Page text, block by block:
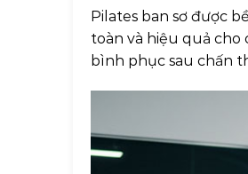
Pilates ban sơ được
toàn và hiệu quả cho
bình phục sau chấn